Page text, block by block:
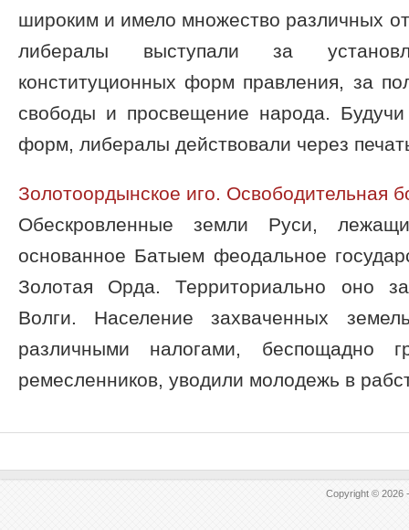
широким и имело множество различных
либералы выступали за
конституционных форм правления, за
свободы и просвещение народа. Будучи
форм, либералы действовали через
Золотоордынское иго. Освободительная
Обескровленные земли Руси,
основанное Батыем феодальное
Золотая Орда. Территориально оно
Волги. Население захваченных
различными налогами, беспощадно
ремесленников, уводили молодежь в
Copyright © 2026